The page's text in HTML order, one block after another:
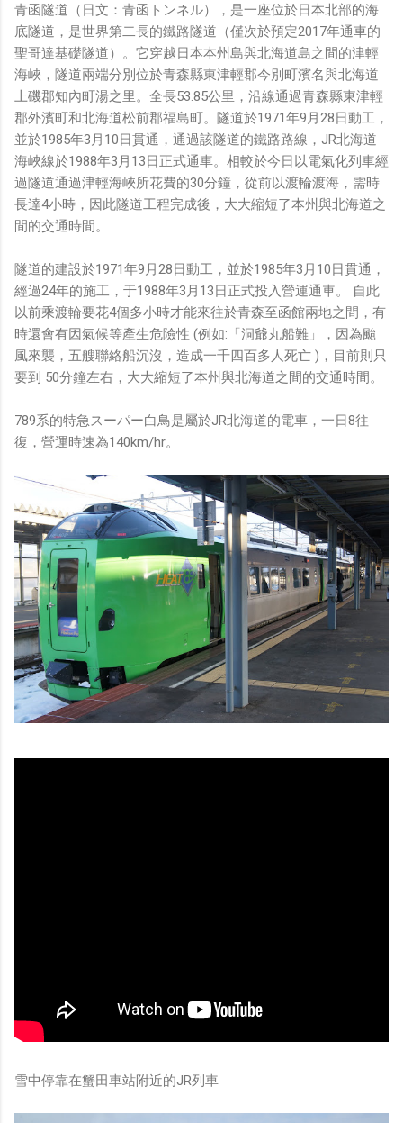
在搞那支眼鏡，然後把軟體技能和硬體規格點滿，再加上極
致優化後的成果罷了！ 當時知道 Ray-Ban Meta 的智慧眼
鏡有塞入一個強大的 WiFi 6 晶片在裡面，一開始我猜測會
不會有可能是透過 WiFi P2P 或 WiFi SoftAP 的方式去做
串流（確實 Meta 的智能眼鏡，在同步媒體時，會強制要
求開啟手機的 WiFi 開關，所以媒體同步應該是靠 WiFi 通
道做的），而去年初我也快速做了一個WiFi Direct 架構
來做 POC，確實傳輸效率非常快，幾百 MB 的大檔幾乎秒
級傳完，從眼鏡端將媒體串流到手機端更是不用說的順暢，
而且當時我們的媒體串流還是以未經編碼的方式傳透過
Socket 直接傳輸的（這表示傳輸時所需的頻寬會更大，功
青函隧道（日文：青函トンネル），是一座位於日本北部的海
底隧道，是世界第二長的鐵路隧道（僅次於預定2017年通車的
聖哥達基礎隧道）。它穿越日本本州島與北海道島之間的津輕
海峽，隧道兩端分別位於青森縣東津輕郡今別町濱名與北海道
上磯郡知內町湯之里。全長53.85公里，沿線通過青森縣東津輕
郡外濱町和北海道松前郡福島町。隧道於1971年9月28日動工，
並於1985年3月10日貫通，通過該隧道的鐵路路線，JR北海道
海峽線於1988年3月13日正式通車。相較於今日以電氣化列車經
過隧道通過津輕海峽所花費的30分鐘，從前以渡輪渡海，需時
長達4小時，因此隧道工程完成後，大大縮短了本州與北海道之
間的交通時間。
隧道的建設於1971年9月28日動工，並於1985年3月10日貫通，
經過24年的施工，于1988年3月13日正式投入營運通車。 自此
以前乘渡輪要花4個多小時才能來往於青森至函館兩地之間，有
時還會有因氣候等產生危險性 (例如:「洞爺丸船難」，因為颱
風來襲，五艘聯絡船沉沒，造成一千四百多人死亡 )，目前則只
要到 50分鐘左右，大大縮短了本州與北海道之間的交通時間。
789系的特急スーパー白鳥是屬於JR北海道的電車，一日8往
復，營運時速為140km/hr。
雪中停靠在蟹田車站附近的JR列車